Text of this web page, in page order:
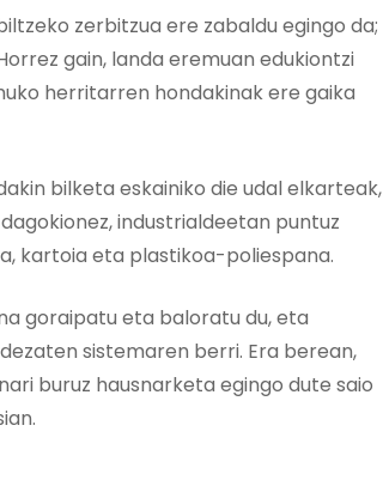
zerbitzua ere zabaldu egingo da;
gain, landa eremuan edukiontzi
herritarren hondakinak ere gaika
bilketa eskainiko die udal elkarteak,
industrialdeetan puntuz
kartoia eta plastikoa-poliespana.
goraipatu eta baloratu du, eta
sistemaren berri. Era berean,
buruz hausnarketa egingo dute saio